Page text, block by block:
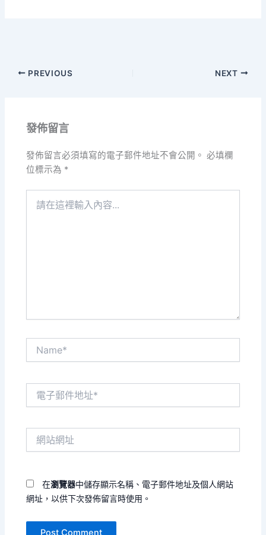
PREVIOUS NEXT
發佈留言
發佈留言必須填寫的電子郵件地址不會公開。 必填欄
位標示為 *
在瀏覽器中儲存顯示名稱、電子郵件地址及個人網站
網址，以供下次發佈留言時使用。